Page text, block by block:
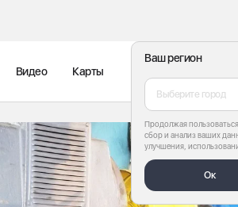
Ваш регион
Выберите город
Продолжая
сбор и анализ ваших
улучшения,
Ок
Видео Карты